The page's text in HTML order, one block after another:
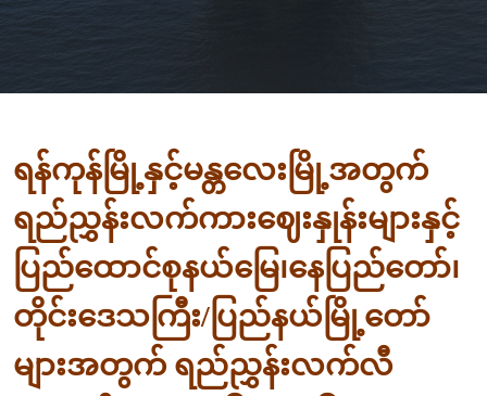
ရန်ကုန်မြို့နှင့်မန္တလေးမြို့အတွက်
ရည်ညွှန်းလက်ကားဈေးနှုန်းများနှင့်
ပြည်ထောင်စုနယ်မြေ၊နေပြည်တော်၊
တိုင်းဒေသကြီး/ပြည်နယ်မြို့တော်
များအတွက် ရည်ညွှန်းလက်လီ